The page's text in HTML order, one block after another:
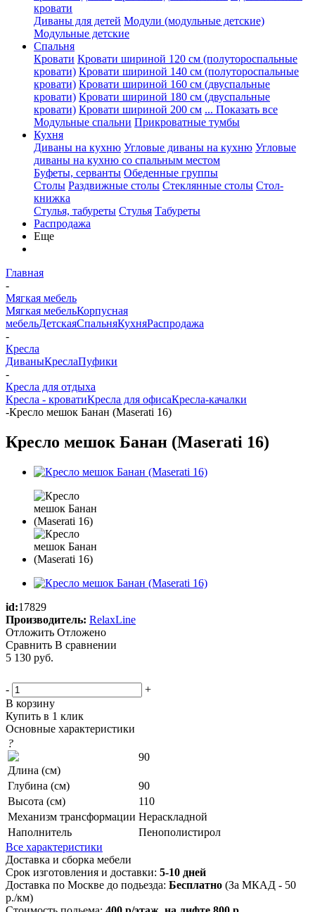
кровати
Диваны для детей Модули (модульные детские)
Модульные детские
Спальня
Кровати Кровати шириной 120 см (полутороспальные
кровати) Кровати шириной 140 см (полутороспальные
кровати) Кровати шириной 160 см (двуспальные
кровати) Кровати шириной 180 см (двуспальные
кровати) Кровати шириной 200 см ... Показать все
Модульные спальни Прикроватные тумбы
Кухня
Диваны на кухню Угловые диваны на кухню Угловые
диваны на кухню со спальным местом
Буфеты, серванты Обеденные группы
Столы Раздвижные столы Стеклянные столы Стол-
книжка
Стулья, табуреты Стулья Табуреты
Распродажа
Еще
Главная
-
Мягкая мебель
Мягкая мебельКорпусная
мебельДетскаяСпальняКухняРаспродажа
-
Кресла
ДиваныКреслаПуфики
-
Кресла для отдыха
Кресла - кроватиКресла для офисаКресла-качалки
-Кресло мешок Банан (Maserati 16)
Кресло мешок Банан (Maserati 16)
id:17829
Производитель: RelaxLine
Отложить Отложено
Сравнить В сравнении
5 130 руб.
-
+
В корзину
Купить в 1 клик
Основные характеристики
?
Длина (см)
90
Глубина (см)
90
Высота (см)
110
Механизм трансформации Нераскладной
Наполнитель
Пенополистирол
Все характеристики
Доставка и сборка мебели
Срок изготовления и доставки: 5-10 дней
Доставка по Москве до подьезда: Бесплатно (За МКАД - 50
р./км)